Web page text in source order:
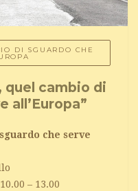
DI SGUARDO CHE
quel cambio di
all’Europa”
che serve
– 13.00